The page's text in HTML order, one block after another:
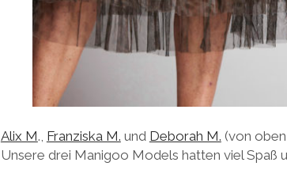
Alix M., Franziska M. und Deborah M. (von
Unsere drei Manigoo Models hatten viel Spaß